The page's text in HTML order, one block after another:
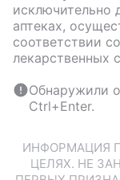
исключительно
аптеках,
соответствии
лекарственных
Обнаружили
Ctrl+Enter.
ИНФОРМАЦИЯ
ЦЕЛЯХ. НЕ